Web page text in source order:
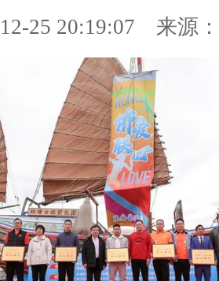
25 20:19:07 来源